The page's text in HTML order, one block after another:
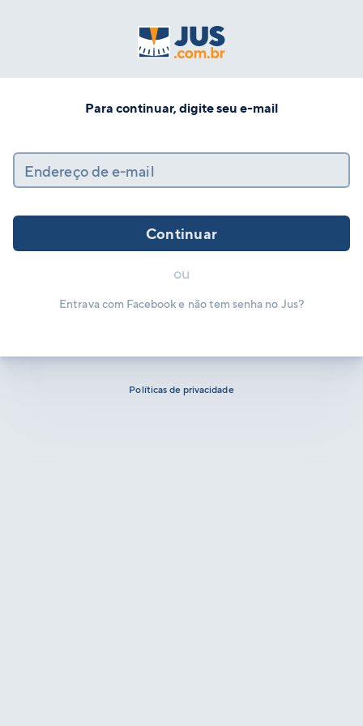
Para continuar, digite seu e-mail
Endereço de e-mail
Continuar
ou
Entrava com Facebook e não tem senha no Jus?
Políticas de privacidade